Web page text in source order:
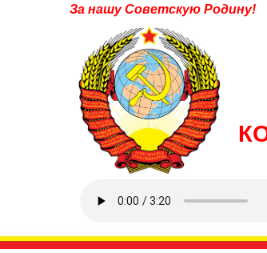
За нашу Советскую Родину!